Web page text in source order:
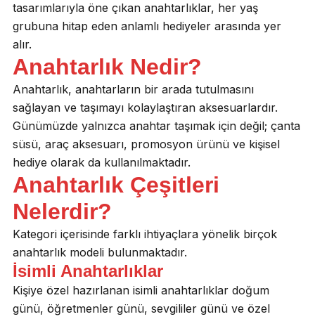
tasarımlarıyla öne çıkan anahtarlıklar, her yaş
grubuna hitap eden anlamlı hediyeler arasında yer
alır.
Anahtarlık Nedir?
Anahtarlık, anahtarların bir arada tutulmasını
sağlayan ve taşımayı kolaylaştıran aksesuarlardır.
Günümüzde yalnızca anahtar taşımak için değil; çanta
süsü, araç aksesuarı, promosyon ürünü ve kişisel
hediye olarak da kullanılmaktadır.
Anahtarlık Çeşitleri
Nelerdir?
Kategori içerisinde farklı ihtiyaçlara yönelik birçok
anahtarlık modeli bulunmaktadır.
İsimli Anahtarlıklar
Kişiye özel hazırlanan isimli anahtarlıklar doğum
günü, öğretmenler günü, sevgililer günü ve özel